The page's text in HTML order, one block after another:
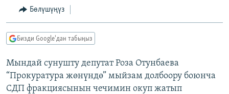
ЭКСПЕРТТЕР ТАЛДАЙТ
БИЗ ЖАНА ДҮЙНӨ
ЭЖЕ-СИҢДИЛЕР
АЗАТТЫК+
ӨЗГӨЧӨ ПИКИР
Русский
ОНЛАЙН ШЕРИНЕ
Бөлүшүңүз
Бизди Google'дан табыңыз
Мындай сунушту депутат Роза Отунбаева
“Прокуратура жөнүндө” мыйзам долбоору боюнча
СДП фракциясынын чечимин окуп жатып